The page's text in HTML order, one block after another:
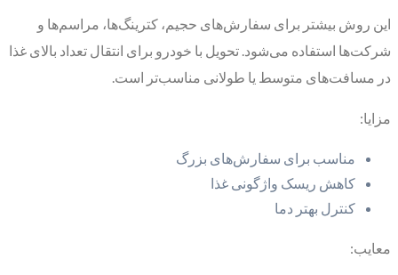
این روش بیشتر برای سفارش‌های حجیم، کترینگ‌ها، مراسم‌ها و
شرکت‌ها استفاده می‌شود. تحویل با خودرو برای انتقال تعداد بالای غذا
در مسافت‌های متوسط یا طولانی مناسب‌تر است.
مزایا:
مناسب برای سفارش‌های بزرگ
کاهش ریسک واژگونی غذا
کنترل بهتر دما
معایب: